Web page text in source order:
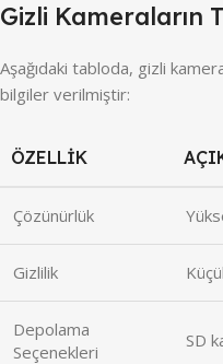
Gizli Kameraların
Aşağıdaki tabloda, gizli
bilgiler verilmiştir:
ÖZELLIK
Çözünürlük
Gizlilik
Depolama
Seçenekleri
SD